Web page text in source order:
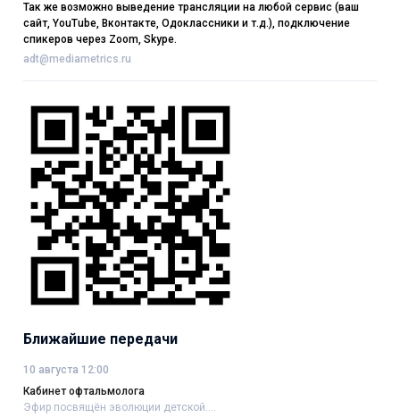
Так же возможно выведение трансляции на любой сервис (ваш
сайт, YouTube, Вконтакте, Одоклассники и т.д.), подключение
спикеров через Zoom, Skype.
adt@mediametrics.ru
Ближайшие передачи
10 августа 12:00
Кабинет офтальмолога
Эфир посвящён эволюции детской....